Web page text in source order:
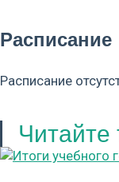
Расписание
Расписание
Читайте